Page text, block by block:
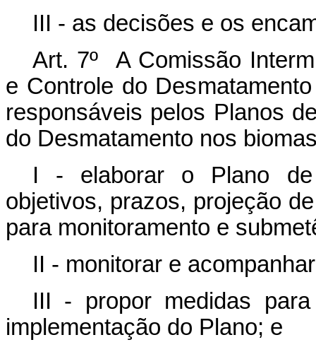
III - as decisões e os
Art. 7º A Comissão
e Controle do
responsáveis pelos Planos
do Desmatamento nos
I - elaborar o Plano de
objetivos, prazos, projeção
para monitoramento e
II - monitorar e
III - propor medidas
implementação do Plano; e